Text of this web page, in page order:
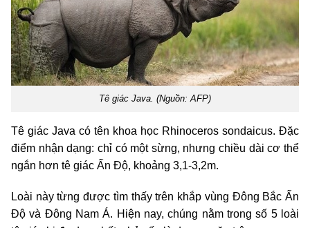
Tê giác Java. (Nguồn: AFP)
Tê giác Java có tên khoa học Rhinoceros sondaicus. Đặc
điểm nhận dạng: chỉ có một sừng, nhưng chiều dài cơ thể
ngắn hơn tê giác Ấn Độ, khoảng 3,1-3,2m.
Loài này từng được tìm thấy trên khắp vùng Đông Bắc Ấn
Độ và Đông Nam Á. Hiện nay, chúng nằm trong số 5 loài